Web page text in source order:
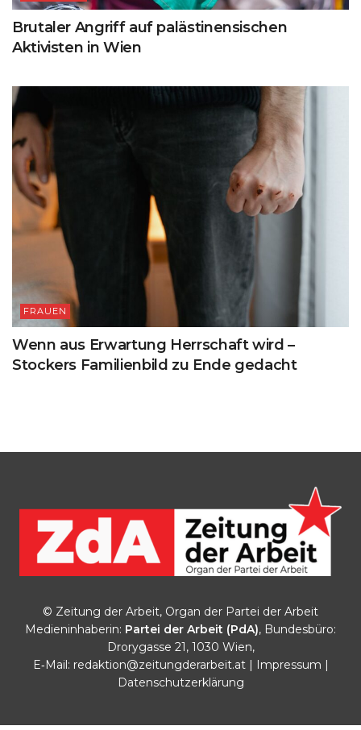
Brutaler Angriff auf palästinensischen
Aktivisten in Wien
FRAUEN
Wenn aus Erwartung Herrschaft wird –
Stockers Familienbild zu Ende gedacht
© Zeitung der Arbeit, Organ der Partei der Arbeit
Medieninhaberin: Partei der Arbeit (PdA), Bundesbüro:
Drorygasse 21, 1030 Wien,
E‑Mail: redaktion@zeitungderarbeit.at| Impressum |
Datenschutzerklärung